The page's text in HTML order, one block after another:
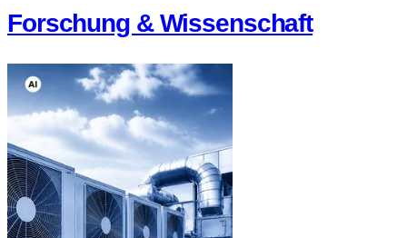
Forschung & Wissenschaft